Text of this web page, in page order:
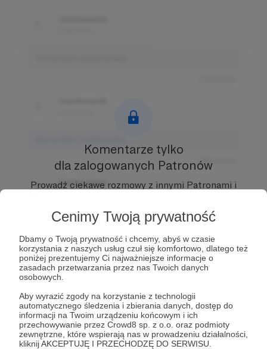
Cenimy Twoją prywatność
Dbamy o Twoją prywatność i chcemy, abyś w czasie
korzystania z naszych usług czuł się komfortowo, dlatego też
poniżej prezentujemy Ci najważniejsze informacje o
zasadach przetwarzania przez nas Twoich danych
osobowych.
Aby wyrazić zgody na korzystanie z technologii
automatycznego śledzenia i zbierania danych, dostęp do
informacji na Twoim urządzeniu końcowym i ich
przechowywanie przez Crowd8 sp. z o.o. oraz podmioty
zewnętrzne, które wspierają nas w prowadzeniu działalności,
kliknij AKCEPTUJĘ I PRZECHODZĘ DO SERWISU.
Odpowiedz
Użytkownik
Komentarz użytkownika
Odpowiedz
Użytkownik
3 dni temu
Komentarz użytkownika
Odpowiedz
Komentarze tylko
dla zalogowanych Patronów
Prowadź ciekawe rozmowy z innymi Patronami i
Zostań Patronem